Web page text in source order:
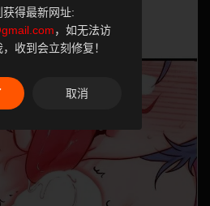
得最新网址:
，如无法访
收到会立刻修复！
取消